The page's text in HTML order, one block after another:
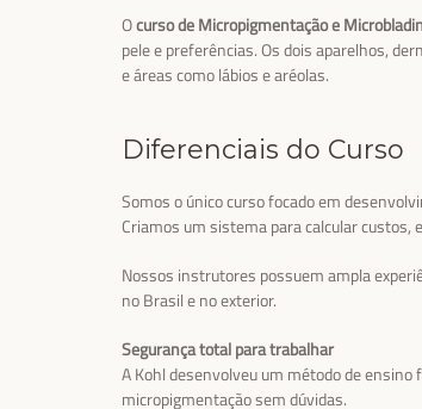
Ocurso de Micropigmentação e
pele e preferências. Os dois aparelhos,
e áreas como lábios e aréolas.
Diferenciais do Curso
Somos o único curso focado em
Criamos um sistema para calcular custos,
Nossos instrutores possuem ampla
no Brasil e no exterior.
Segurança total para trabalhar
A Kohl desenvolveu um método de
micropigmentação sem dúvidas.